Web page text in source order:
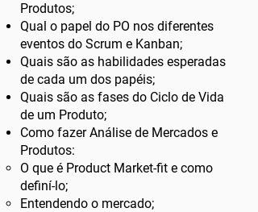
Produtos;
Qual o papel do PO nos diferentes
eventos do Scrum e Kanban;
Quais são as habilidades esperadas
de cada um dos papéis;
Quais são as fases do Ciclo de Vida
de um Produto;
Como fazer Análise de Mercados e
Produtos:
O que é Product Market-fit e como
definí-lo;
Entendendo o mercado;